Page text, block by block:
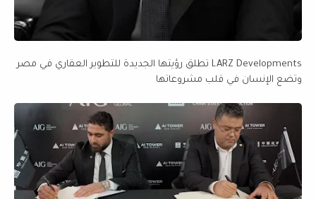
LARZ Developments تطلق رؤيتها الجديدة للتطوير العقاري في مصر
وتضع الإنسان في قلب مشروعاتها